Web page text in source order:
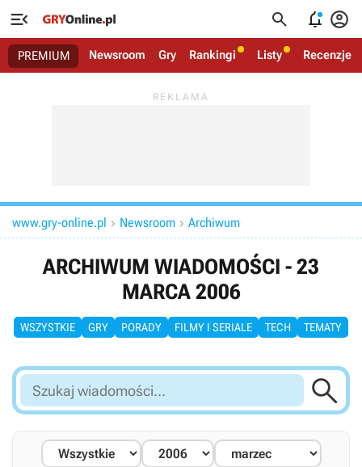
   
PREMIUM Newsroom Gry Rankingi Listy Recenzje
www.gry-online.pl  Newsroom  Archiwum
ARCHIWUM WIADOMOŚCI - 23
MARCA 2006
WSZYSTKIE GRY PORADY FILMY I SERIALE TECH TEMATY
Szukaj
wiadomości...
